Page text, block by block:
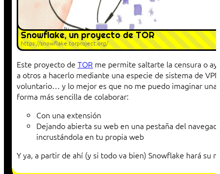
Snowflake, un proyecto de TOR
https://snowflake.torproject.org/
Este proyecto de TOR me permite saltarte la censura o
a otros a hacerlo mediante una especie de sistema de VPN
voluntario… y lo mejor es que no me puedo imaginar una
forma más sencilla de colaborar:
Con una extensión
Dejando abierta su web en una pestaña del
incrustándola en tu propia web
Y ya, a partir de ahí (y si todo va bien) Snowflake hará su